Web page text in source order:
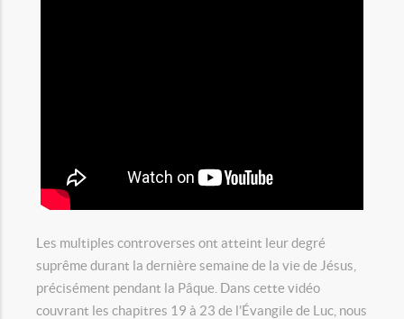
Les multiples controverses ont atteint leur degré
suprême durant la dernière semaine de la vie de Jésus,
précisément pendant la Pâque. Dans cette vidéo
couvrant les chapitres 19 à 23 de l'Évangile de Luc, nous